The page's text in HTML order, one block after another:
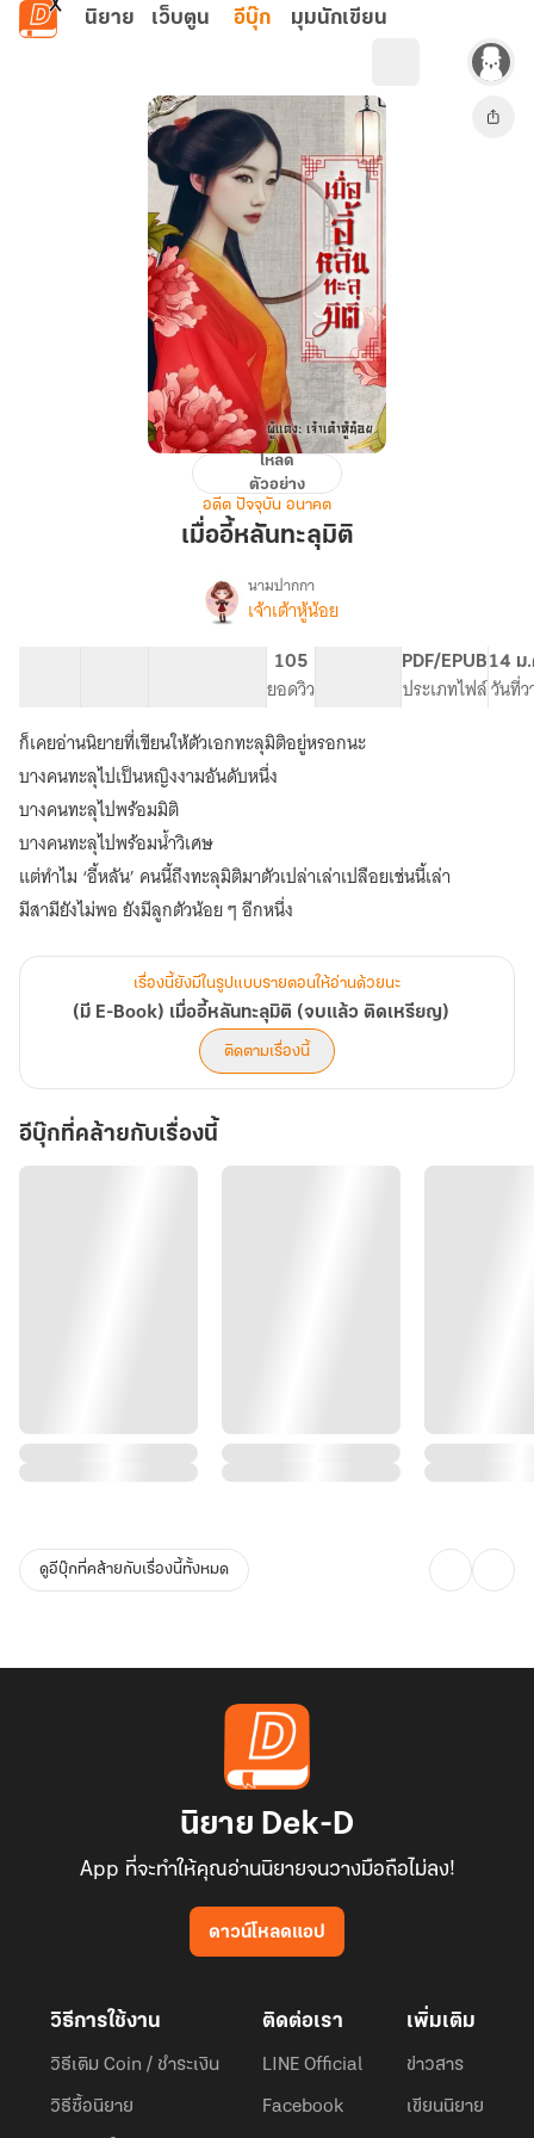
ข้ามไปยังเนื้อหาหลัก
นิยาย เว็บตูน อีบุ๊ก มุมนักเขียน
หลัน
โหลด
ตัวอย่าง
อดีต ปัจจุบัน อนาคต
เมื่ออี้หลันทะลุมิติ
เรื่อง(มี
Book)
เมื่อ
อี้
หลัน
ทะลุ
มิติ
เหรียญ)
นามปากกา
เจ้าเต้าหู้น้อย
105
ยอดวิว
PDF/EPUB
ประเภทไฟล์
14 ม
วันที่ว
ก็เคยอ่านนิยายที่เขียนให้ตัวเอกทะลุมิติอยู่หรอกนะ
บางคนทะลุไปเป็นหญิงงามอันดับหนึ่ง
บางคนทะลุไปพร้อมมิติ
บางคนทะลุไปพร้อมน้ำวิเศษ
แต่ทำไม ‘อี้หลัน’ คนนี้ถึงทะลุมิติมาตัวเปล่าเล่าเปลือยเช่นนี้เล่า
มีสามียังไม่พอ ยังมีลูกตัวน้อย ๆ อีกหนึ่ง
เรื่องนี้ยังมีในรูปแบบรายตอนให้อ่านด้วยนะ
(มี E-Book) เมื่ออี้หลันทะลุมิติ (จบแล้ว ติดเหรียญ)
ติดตามเรื่องนี้
อีบุ๊กที่คล้ายกับเรื่องนี้
ดูอีบุ๊กที่คล้ายกับเรื่องนี้ทั้งหมด
นิยาย Dek-D
App ที่จะทำให้คุณอ่านนิยายจนวางมือถือไม่ลง!
ดาวน์โหลดแอป
วิธีการใช้งาน
วิธีเติม Coin / ชำระเงิน
วิธีซื้อนิยาย
ติดต่อเรา
LINE Official
Facebook
เพิ่มเติม
ข่าวสาร
เขียนนิยาย